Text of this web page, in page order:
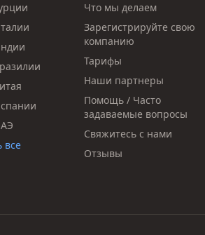
все
Что мы делаем
Зарегистрируйте свою
компанию
Тарифы
Наши партнеры
Помощь / Часто
задаваемые вопросы
Свяжитесь с нами
Отзывы